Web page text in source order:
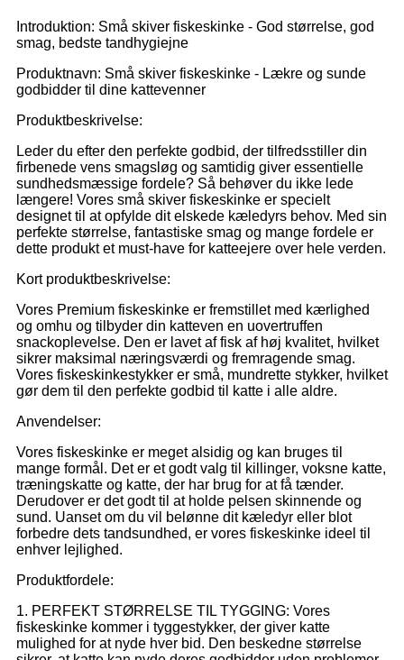
Introduktion: Små skiver fiskeskinke - God størrelse, god
smag, bedste tandhygiejne
Produktnavn: Små skiver fiskeskinke - Lækre og sunde
godbidder til dine kattevenner
Produktbeskrivelse:
Leder du efter den perfekte godbid, der tilfredsstiller din
firbenede vens smagsløg og samtidig giver essentielle
sundhedsmæssige fordele? Så behøver du ikke lede
længere! Vores små skiver fiskeskinke er specielt
designet til at opfylde dit elskede kæledyrs behov. Med sin
perfekte størrelse, fantastiske smag og mange fordele er
dette produkt et must-have for katteejere over hele verden.
Kort produktbeskrivelse:
Vores Premium fiskeskinke er fremstillet med kærlighed
og omhu og tilbyder din katteven en uovertruffen
snackoplevelse. Den er lavet af fisk af høj kvalitet, hvilket
sikrer maksimal næringsværdi og fremragende smag.
Vores fiskeskinkestykker er små, mundrette stykker, hvilket
gør dem til den perfekte godbid til katte i alle aldre.
Anvendelser:
Vores fiskeskinke er meget alsidig og kan bruges til
mange formål. Det er et godt valg til killinger, voksne katte,
træningskatte og katte, der har brug for at få tænder.
Derudover er det godt til at holde pelsen skinnende og
sund. Uanset om du vil belønne dit kæledyr eller blot
forbedre dets tandsundhed, er vores fiskeskinke ideel til
enhver lejlighed.
Produktfordele:
1. PERFEKT STØRRELSE TIL TYGGING: Vores
fiskeskinke kommer i tyggestykker, der giver katte
mulighed for at nyde hver bid. Den beskedne størrelse